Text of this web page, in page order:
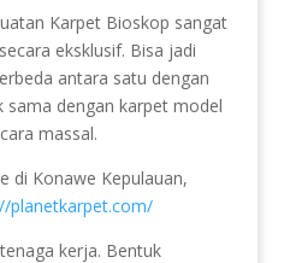
Karpet Bioskop sangat
eksklusif. Bisa jadi
antara satu dengan
sama dengan karpet model
massal.
di Konawe Kepulauan,
planetkarpet.com/
kerja. Bentuk